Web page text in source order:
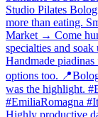
Highly productive